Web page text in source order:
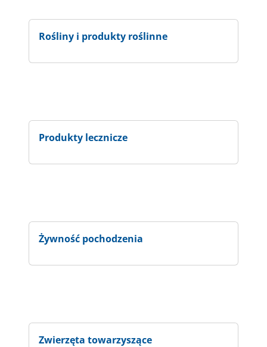
Rośliny i produkty roślinne
Produkty lecznicze
Żywność pochodzenia
Zwierzęta towarzyszące